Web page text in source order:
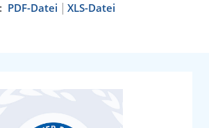
PDF-Datei
XLS-Datei